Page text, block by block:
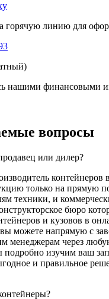
горячую линию для
нашими финансовыми
вопросы
или дилер?
контейнеров
только на прямую
техники, и
бюро
и кузовов в
можете напрямую с
менеджерам через
изучим ваш
и правильное